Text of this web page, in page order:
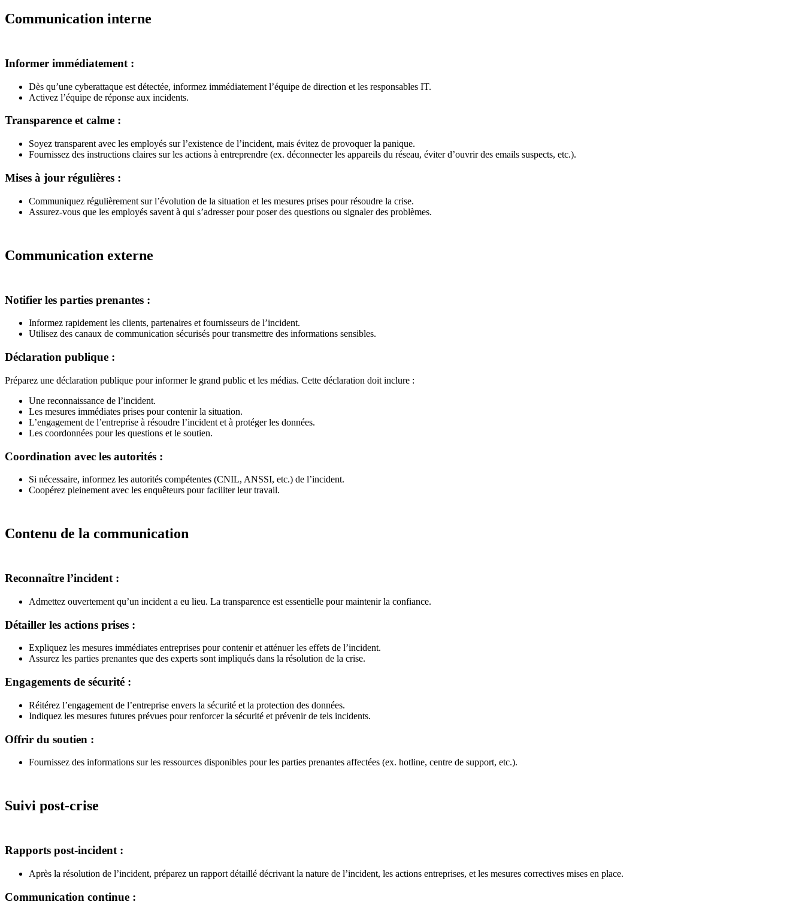
Communication interne
Informer immédiatement :
Dès qu’une cyberattaque est détectée, informez immédiatement l’équipe de direction et les responsables IT.
Activez l’équipe de réponse aux incidents.
Transparence et calme :
Soyez transparent avec les employés sur l’existence de l’incident, mais évitez de provoquer la panique.
Fournissez des instructions claires sur les actions à entreprendre (ex. déconnecter les appareils du réseau, éviter d’ouvrir des emails suspects, etc.).
Mises à jour régulières :
Communiquez régulièrement sur l’évolution de la situation et les mesures prises pour résoudre la crise.
Assurez-vous que les employés savent à qui s’adresser pour poser des questions ou signaler des problèmes.
Communication externe
Notifier les parties prenantes :
Informez rapidement les clients, partenaires et fournisseurs de l’incident.
Utilisez des canaux de communication sécurisés pour transmettre des informations sensibles.
Déclaration publique :
Préparez une déclaration publique pour informer le grand public et les médias. Cette déclaration doit inclure :
Une reconnaissance de l’incident.
Les mesures immédiates prises pour contenir la situation.
L’engagement de l’entreprise à résoudre l’incident et à protéger les données.
Les coordonnées pour les questions et le soutien.
Coordination avec les autorités :
Si nécessaire, informez les autorités compétentes (CNIL, ANSSI, etc.) de l’incident.
Coopérez pleinement avec les enquêteurs pour faciliter leur travail.
Contenu de la communication
Reconnaître l’incident :
Admettez ouvertement qu’un incident a eu lieu. La transparence est essentielle pour maintenir la confiance.
Détailler les actions prises :
Expliquez les mesures immédiates entreprises pour contenir et atténuer les effets de l’incident.
Assurez les parties prenantes que des experts sont impliqués dans la résolution de la crise.
Engagements de sécurité :
Réitérez l’engagement de l’entreprise envers la sécurité et la protection des données.
Indiquez les mesures futures prévues pour renforcer la sécurité et prévenir de tels incidents.
Offrir du soutien :
Fournissez des informations sur les ressources disponibles pour les parties prenantes affectées (ex. hotline, centre de support, etc.).
Suivi post-crise
Rapports post-incident :
Après la résolution de l’incident, préparez un rapport détaillé décrivant la nature de l’incident, les actions entreprises, et les mesures correctives mises en place.
Communication continue :